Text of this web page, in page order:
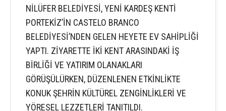
NİLÜFER BELEDİYESİ, YENİ KARDEŞ KENTİ
PORTEKİZ’İN CASTELO BRANCO
BELEDİYESİ’NDEN GELEN HEYETE EV SAHİPLİĞİ
YAPTI. ZİYARETTE İKİ KENT ARASINDAKİ İŞ
BİRLİĞİ VE YATIRIM OLANAKLARI
GÖRÜŞÜLÜRKEN, DÜZENLENEN ETKİNLİKTE
KONUK ŞEHRİN KÜLTÜREL ZENGİNLİKLERİ VE
YÖRESEL LEZZETLERİ TANITILDI.